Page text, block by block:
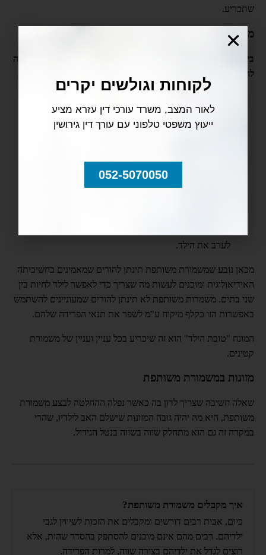
שתכריע.
מהם התנאים המרכזיים לקיומה של משמורת משותפת?
בית המשפט הגדיר תנאים ברורים לפיהם המשמרת המשותפת יכולה
להתקיים:
הילד.
ההורים ע"מ להתפתח.
לערב את הילד.
מכאן נובע שמשמורת משותפת תינתן להורים שמאמינים בחשיבותה
האידיאולוגית ומוכנים לעשות מה שצריך כדי לאפשר לילד לחיות בין
שני בתים. משמרות משותפת לא תינתן להורים שמעוניינים להשתמש
באפשרות הזו כקלף מיקוח ע"מ לשפר את תנאי הפרידה שלהם.
המונח "טובת הילד" הוא זה שיכריע בכל עניין ועניין של משמורת
קטינים.
מזונות במשמורת משותפת
שאלה חשובה שצריך לדון בה כאשר נפלה ההחלטה לבצע משמורת
משותפת, היא מה יהיה גובה המזונות שישלם האב לילדיו, שהרי
במקרה זה גם הוא מתחלק שווה בשווה בנטל הגידול.
איך מקבלים משמורת משותפת?
כיום, אבות רבים דורשים ומקבלים את הזכות לשיווין לגבי
ילדיהם. רבים מהם אינם מוכנים להסתפק בהסדר שהות, אלא
רוצים לגדל את ילדיהם בצורה שווה, למרות הפרידה.
לקוחות וגולשים יקרים
לאור המצב, משרד עורכי דין עזרא מציע
ייעוץ משפטי טלפוני עם עורך דין גירושין
052-5070050